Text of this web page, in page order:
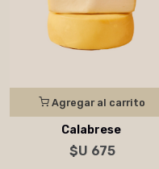
Agregar al carrito
Calabrese
$U 675